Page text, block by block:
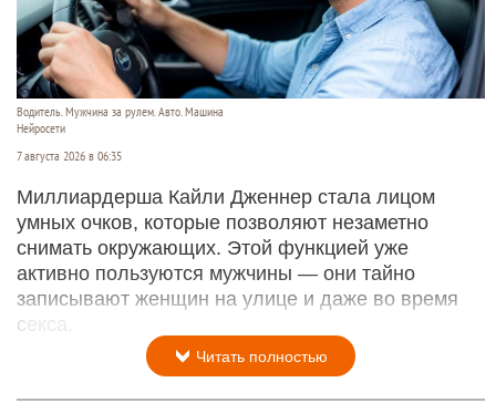
Водитель. Мужчина за рулем. Авто. Машина
Нейросети
7 августа 2026 в 06:35
Миллиардерша Кайли Дженнер стала лицом
умных очков, которые позволяют незаметно
снимать окружающих. Этой функцией уже
активно пользуются мужчины — они тайно
записывают женщин на улице и даже во время
секса.
Читать полностью